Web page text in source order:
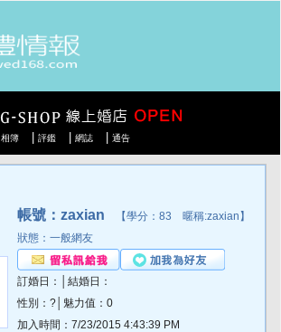
相簿 評鑑 網誌 通告
帳號：zaxian 【學分：83 暱稱:zaxian】
狀態：一般網友
訂婚日：│結婚日：
性別：?│魅力值：0
加入時間：7/23/2015 4:43:39 PM